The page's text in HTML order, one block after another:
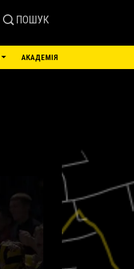
ПОШУК
АКАДЕМІЯ